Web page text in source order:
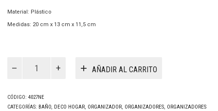
Material: Plástico
Medidas: 20 cm x 13 cm x 11,5 cm
Rectangular
AÑADIR AL CARRITO
CÓDIGO: 4027NE
CATEGORÍAS: BAÑO, DECO HOGAR, ORGANIZADOR, ORGANIZADORES, ORGANIZADORES